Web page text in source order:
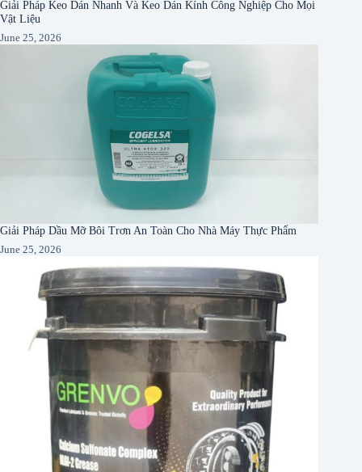
Giải Pháp Keo Dán Nhanh Và Keo Dán Kính Công Nghiệp Cho Mọi
Vật Liệu
June 25, 2026
Giải Pháp Dầu Mỡ Bôi Trơn An Toàn Cho Nhà Máy Thực Phẩm
June 25, 2026